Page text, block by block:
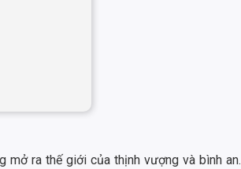
mở ra thế giới của thịnh vượng và bình an.